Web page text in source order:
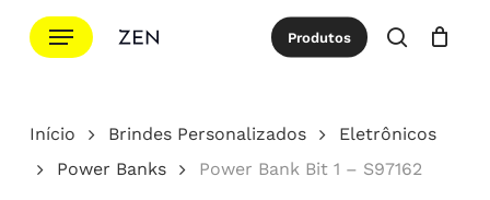
para
principal
Menu Produtos
procurar
Cotação Close
Início Brindes Personalizados
Eletrônicos
Power Banks
Power Bank Bit 1 – S97162